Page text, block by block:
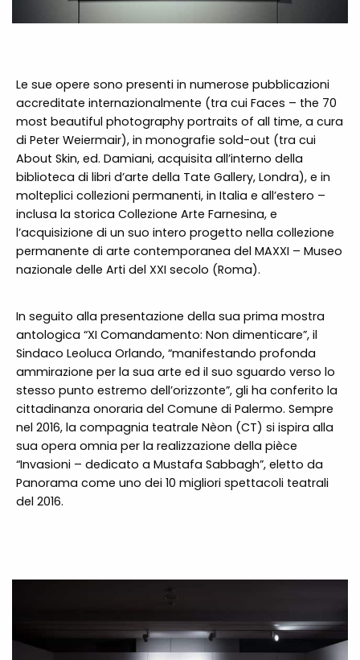
Le sue opere sono presenti in numerose pubblicazioni
accreditate internazionalmente (tra cui Faces – the 70
most beautiful photography portraits of all time, a cura
di Peter Weiermair), in monografie sold-out (tra cui
About Skin, ed. Damiani, acquisita all’interno della
biblioteca di libri d’arte della Tate Gallery, Londra), e in
molteplici collezioni permanenti, in Italia e all’estero –
inclusa la storica Collezione Arte Farnesina, e
l’acquisizione di un suo intero progetto nella collezione
permanente di arte contemporanea del MAXXI – Museo
nazionale delle Arti del XXI secolo (Roma).
In seguito alla presentazione della sua prima mostra
antologica “XI Comandamento: Non dimenticare”, il
Sindaco Leoluca Orlando, “manifestando profonda
ammirazione per la sua arte ed il suo sguardo verso lo
stesso punto estremo dell’orizzonte”, gli ha conferito la
cittadinanza onoraria del Comune di Palermo. Sempre
nel 2016, la compagnia teatrale Nèon (CT) si ispira alla
sua opera omnia per la realizzazione della pièce
“Invasioni – dedicato a Mustafa Sabbagh”, eletto da
Panorama come uno dei 10 migliori spettacoli teatrali
del 2016.